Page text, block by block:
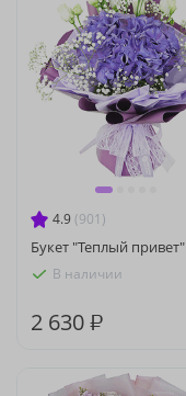
4.9 (901)
Букет "Теплый привет"
В наличии
2 630 ₽